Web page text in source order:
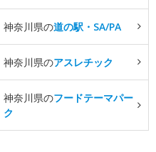
神奈川県の道の駅・SA/PA
神奈川県のアスレチック
神奈川県のフードテーマパー
ク